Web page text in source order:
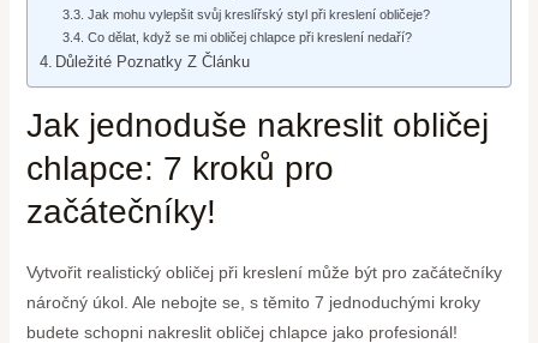
Jak mohu vylepšit svůj kreslířský styl při kreslení obličeje?
Co dělat, když se mi obličej chlapce při kreslení nedaří?
Důležité Poznatky Z Článku
Jak jednoduše nakreslit obličej
chlapce: 7 kroků pro
začátečníky!
Vytvořit realistický obličej při kreslení může být pro začátečníky
náročný úkol. Ale nebojte se, s těmito 7 jednoduchými kroky
budete schopni nakreslit obličej chlapce jako profesionál!